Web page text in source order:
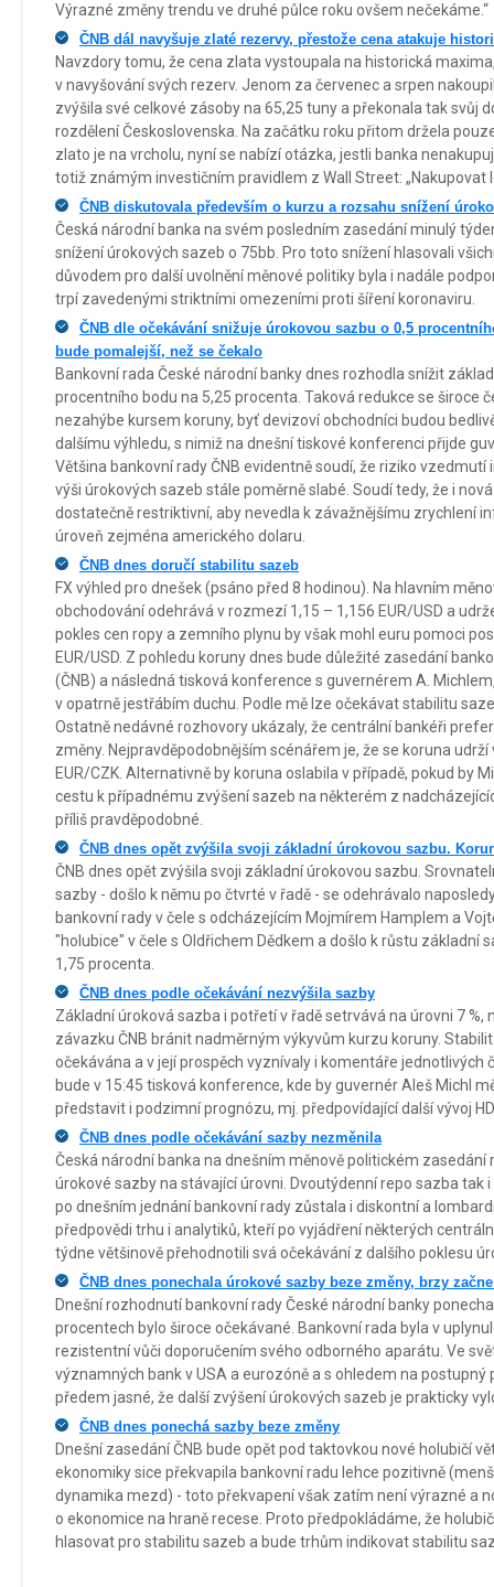
Výrazné změny trendu ve druhé půlce roku ovšem nečekáme.“
ČNB dál navyšuje zlaté rezervy, přestože cena atakuje
Navzdory tomu, že cena zlata vystoupala na historická
v navyšování svých rezerv. Jenom za červenec a srpen
zvýšila své celkové zásoby na 65,25 tuny a překonala tak svůj
rozdělení Československa. Na začátku roku přitom držela
zlato je na vrcholu, nyní se nabízí otázka, jestli banka
totiž známým investičním pravidlem z Wall Street: „Nakupovat
ČNB diskutovala především o kurzu a rozsahu snížení
Česká národní banka na svém posledním zasedání minulý
snížení úrokových sazeb o 75bb. Pro toto snížení hlasovali
důvodem pro další uvolnění měnové politiky byla i nadále
trpí zavedenými striktními omezeními proti šíření koronaviru.
ČNB dle očekávání snižuje úrokovou sazbu o 0,5
bude pomalejší, než se čekalo
Bankovní rada České národní banky dnes rozhodla snížit
procentního bodu na 5,25 procenta. Taková redukce se široce
nezahýbe kursem koruny, byť devizoví obchodníci budou
dalšímu výhledu, s nimiž na dnešní tiskové konferenci přijde
Většina bankovní rady ČNB evidentně soudí, že riziko
výši úrokových sazeb stále poměrně slabé. Soudí tedy, že i
dostatečně restriktivní, aby nevedla k závažnějšímu zrychlení
úroveň zejména amerického dolaru.
ČNB dnes doručí stabilitu sazeb
FX výhled pro dnešek (psáno před 8 hodinou). Na hlavním
obchodování odehrává v rozmezí 1,15 – 1,156 EUR/USD a
pokles cen ropy a zemního plynu by však mohl euru pomoci
EUR/USD. Z pohledu koruny dnes bude důležité zasedání
(ČNB) a následná tisková konference s guvernérem A.
v opatrně jestřábím duchu. Podle mě lze očekávat stabilitu
Ostatně nedávné rozhovory ukázaly, že centrální bankéři
změny. Nejpravděpodobnějším scénářem je, že se koruna
EUR/CZK. Alternativně by koruna oslabila v případě, pokud by
cestu k případnému zvýšení sazeb na některém z
příliš pravděpodobné.
ČNB dnes opět zvýšila svoji základní úrokovou sazbu.
ČNB dnes opět zvýšila svoji základní úrokovou sazbu.
sazby - došlo k němu po čtvrté v řadě - se odehrávalo
bankovní rady v čele s odcházejícím Mojmírem Hamplem a
"holubice" v čele s Oldřichem Dědkem a došlo k růstu základní
1,75 procenta.
ČNB dnes podle očekávání nezvýšila sazby
Základní úroková sazba i potřetí v řadě setrvává na úrovni 7 %,
závazku ČNB bránit nadměrným výkyvům kurzu koruny.
očekávána a v její prospěch vyznívaly i komentáře jednotlivých
bude v 15:45 tisková konference, kde by guvernér Aleš Michl
představit i podzimní prognózu, mj. předpovídající další vývoj
ČNB dnes podle očekávání sazby nezměnila
Česká národní banka na dnešním měnově politickém
úrokové sazby na stávající úrovni. Dvoutýdenní repo sazba tak
po dnešním jednání bankovní rady zůstala i diskontní a
předpovědi trhu i analytiků, kteří po vyjádření některých
týdne většinově přehodnotili svá očekávání z dalšího poklesu
ČNB dnes ponechala úrokové sazby beze změny, brzy
Dnešní rozhodnutí bankovní rady České národní banky
procentech bylo široce očekávané. Bankovní rada byla v
rezistentní vůči doporučením svého odborného aparátu. Ve
významných bank v USA a eurozóně a s ohledem na
předem jasné, že další zvýšení úrokových sazeb je prakticky
ČNB dnes ponechá sazby beze změny
Dnešní zasedání ČNB bude opět pod taktovkou nové holubičí
ekonomiky sice překvapila bankovní radu lehce pozitivně
dynamika mezd) - toto překvapení však zatím není výrazné a
o ekonomice na hraně recese. Proto předpokládáme, že
hlasovat pro stabilitu sazeb a bude trhům indikovat stabilitu